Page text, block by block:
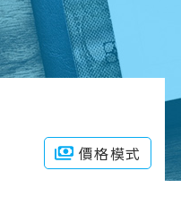
價格模式